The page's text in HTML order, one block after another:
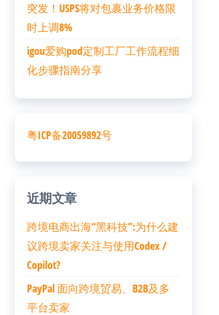
突发！USPS将对包裹业务价格限
时上调8%
igou爱购pod定制工厂工作流程细
化步骤指南分享
粤ICP备20059892号
近期文章
跨境电商出海“黑科技”:为什么建
议跨境卖家关注与使用Codex /
Copilot?
PayPal 面向跨境贸易、B2B及多
平台卖家